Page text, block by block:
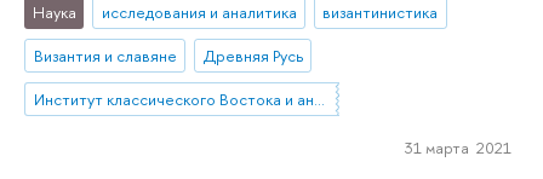
Наука исследования и аналитика
византинистика
Византия и славяне
Древняя Русь
Институт классического Востока и античности
31 марта 2021